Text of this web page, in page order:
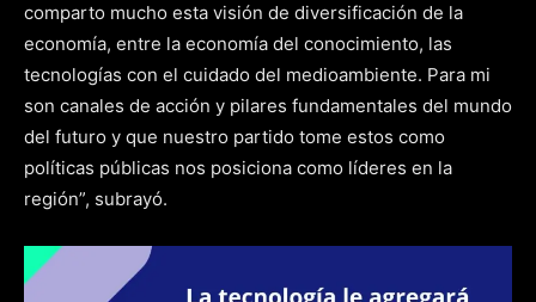
comparto mucho esta visión de diversificación de la
economía, entre la economía del conocimiento, las
tecnologías con el cuidado del medioambiente. Para mi
son canales de acción y pilares fundamentales del mundo
del futuro y que nuestro partido tome estos como
políticas públicas nos posiciona como líderes en la
región”, subrayó.